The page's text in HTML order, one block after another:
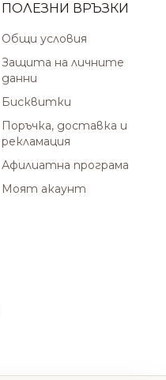
ПОЛЕЗНИ ВРЪЗКИ
Общи условия
Защита на личните
данни
Бисквитки
Поръчка, доставка и
рекламация
Афилиатна програма
Моят акаунт